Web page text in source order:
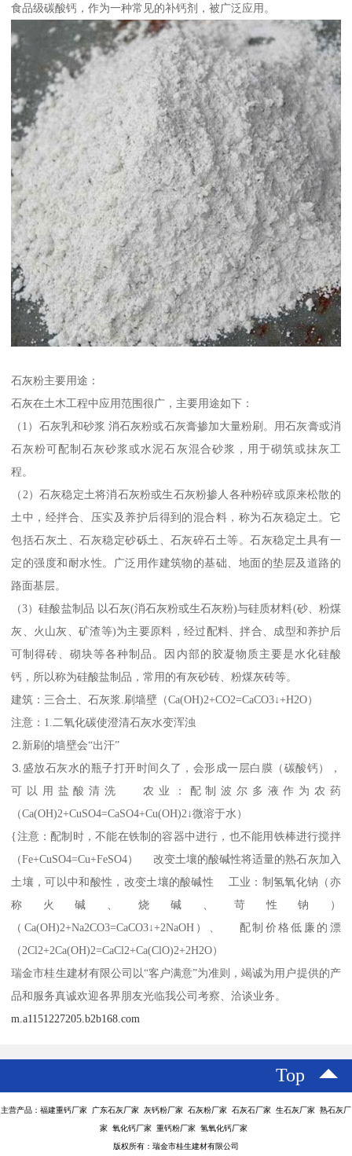
食品级碳酸钙，作为一种常见的补钙剂，被广泛应用。
石灰粉主要用途：
石灰在土木工程中应用范围很广，主要用途如下：
（1）石灰乳和砂浆 消石灰粉或石灰膏掺加大量粉刷。用石灰膏或消
石灰粉可配制石灰砂浆或水泥石灰混合砂浆，用于砌筑或抹灰工
程。
（2）石灰稳定土将消石灰粉或生石灰粉掺人各种粉碎或原来松散的
土中，经拌合、压实及养护后得到的混合料，称为石灰稳定土。它
包括石灰土、石灰稳定砂砾土、石灰碎石土等。石灰稳定土具有一
定的强度和耐水性。广泛用作建筑物的基础、地面的垫层及道路的
路面基层。
（3）硅酸盐制品 以石灰(消石灰粉或生石灰粉)与硅质材料(砂、粉煤
灰、火山灰、矿渣等)为主要原料，经过配料、拌合、成型和养护后
可制得砖、砌块等各种制品。因内部的胶凝物质主要是水化硅酸
钙，所以称为硅酸盐制品，常用的有灰砂砖、粉煤灰砖等。
建筑：三合土、石灰浆.刷墙壁（Ca(OH)2+CO2=CaCO3↓+H2O）
注意：1.二氧化碳使澄清石灰水变浑浊
⒉新刷的墙壁会“出汗”
⒊盛放石灰水的瓶子打开时间久了，会形成一层白膜（碳酸钙），
可以用盐酸清洗 农业：配制波尔多液作为农药
（Ca(OH)2+CuSO4=CaSO4+Cu(OH)2↓微溶于水）
{注意：配制时，不能在铁制的容器中进行，也不能用铁棒进行搅拌
（Fe+CuSO4=Cu+FeSO4） 改变土壤的酸碱性将适量的熟石灰加入
土壤，可以中和酸性，改变土壤的酸碱性 工业：制氢氧化钠（亦
称火碱、烧碱、苛性钠）
（Ca(OH)2+Na2CO3=CaCO3↓+2NaOH）、 配制价格低廉的漂
（2Cl2+2Ca(OH)2=CaCl2+Ca(ClO)2+2H2O）
瑞金市桂生建材有限公司以“客户满意”为准则，竭诚为用户提供的产
品和服务真诚欢迎各界朋友光临我公司考察、洽谈业务。
m.a1151227205.b2b168.com
Top
主营产品：福建重钙厂家 广东石灰厂家 灰钙粉厂家 石灰粉厂家 石灰石厂家 生石灰厂家 熟石灰厂
家 氧化钙厂家 重钙粉厂家 氢氧化钙厂家
版权所有：瑞金市桂生建材有限公司